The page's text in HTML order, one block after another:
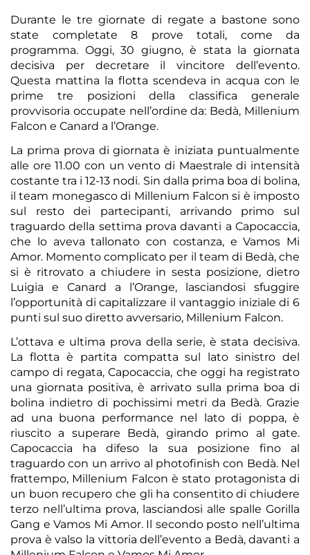
Durante le tre giornate di regate a bastone sono
state completate 8 prove totali, come da
programma. Oggi, 30 giugno, è stata la giornata
decisiva per decretare il vincitore dell’evento.
Questa mattina la flotta scendeva in acqua con le
prime tre posizioni della classifica generale
provvisoria occupate nell’ordine da: Bedà, Millenium
Falcon e Canard a l’Orange.
La prima prova di giornata è iniziata puntualmente
alle ore 11.00 con un vento di Maestrale di intensità
costante tra i 12-13 nodi. Sin dalla prima boa di bolina,
il team monegasco di Millenium Falcon si è imposto
sul resto dei partecipanti, arrivando primo sul
traguardo della settima prova davanti a Capocaccia,
che lo aveva tallonato con costanza, e Vamos Mi
Amor. Momento complicato per il team di Bedà, che
si è ritrovato a chiudere in sesta posizione, dietro
Luigia e Canard a l’Orange, lasciandosi sfuggire
l’opportunità di capitalizzare il vantaggio iniziale di 6
punti sul suo diretto avversario, Millenium Falcon.
L’ottava e ultima prova della serie, è stata decisiva.
La flotta è partita compatta sul lato sinistro del
campo di regata, Capocaccia, che oggi ha registrato
una giornata positiva, è arrivato sulla prima boa di
bolina indietro di pochissimi metri da Bedà. Grazie
ad una buona performance nel lato di poppa, è
riuscito a superare Bedà, girando primo al gate.
Capocaccia ha difeso la sua posizione fino al
traguardo con un arrivo al photofinish con Bedà. Nel
frattempo, Millenium Falcon è stato protagonista di
un buon recupero che gli ha consentito di chiudere
terzo nell’ultima prova, lasciandosi alle spalle Gorilla
Gang e Vamos Mi Amor. Il secondo posto nell’ultima
prova è valso la vittoria dell’evento a Bedà, davanti a